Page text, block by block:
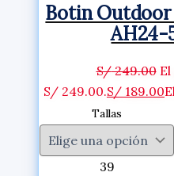
Botin Outdoor
AH24-
S/249.00
S/ 249.00.S/ 189.00
Tallas
39